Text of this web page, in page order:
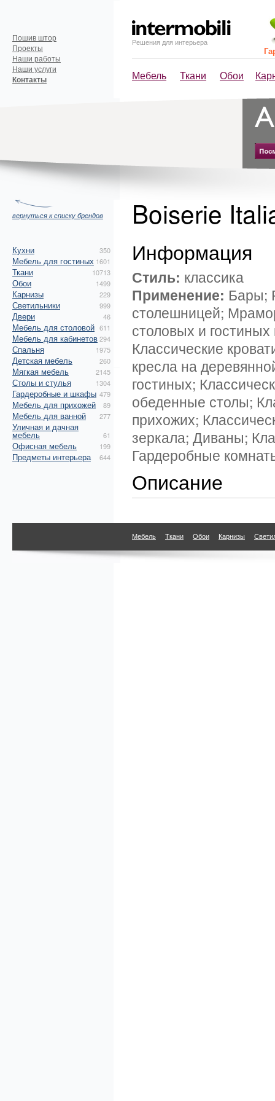
Решения для интерьера
Мебель Ткани Обои
Пошив штор
Проекты
Наши работы
Наши услуги
Контакты
вернуться к списку брендов
Кухни 350
Мебель для гостиных 1601
Ткани 10713
Обои 1499
Карнизы 229
Светильники 999
Двери 46
Мебель для столовой 611
Мебель для кабинетов294
Спальня 1975
Детская мебель 260
Мягкая мебель 2145
Столы и стулья 1304
Гардеробные и шкафы 479
Мебель для прихожей 89
Мебель для ванной 277
Уличная и дачная
мебель 61
Офисная мебель 199
Предметы интерьера 644
Boiserie
Информация
Стиль: классика
Применение: Бары;
столешницей;
столовых и
Классические
кресла на
гостиных;
обеденные столы;
прихожих;
зеркала; Диваны;
Гардеробные
Описание
Мебель Ткани Обои Карнизы